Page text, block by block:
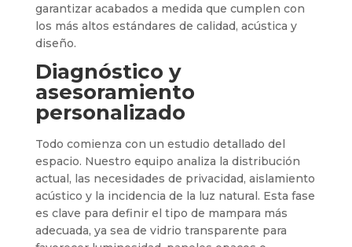
garantizar acabados a medida que cumplen con
los más altos estándares de calidad, acústica y
diseño.
Diagnóstico y
asesoramiento
personalizado
Todo comienza con un estudio detallado del
espacio. Nuestro equipo analiza la distribución
actual, las necesidades de privacidad, aislamiento
acústico y la incidencia de la luz natural. Esta fase
es clave para definir el tipo de mampara más
adecuada, ya sea de vidrio transparente para